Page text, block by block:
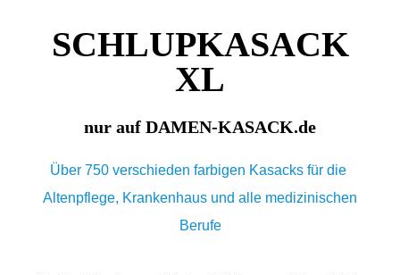
SCHLUPKASACK
XL
nur auf DAMEN-KASACK.de
Über 750 verschieden farbigen Kasacks für die
Altenpflege, Krankenhaus und alle medizinischen
Berufe